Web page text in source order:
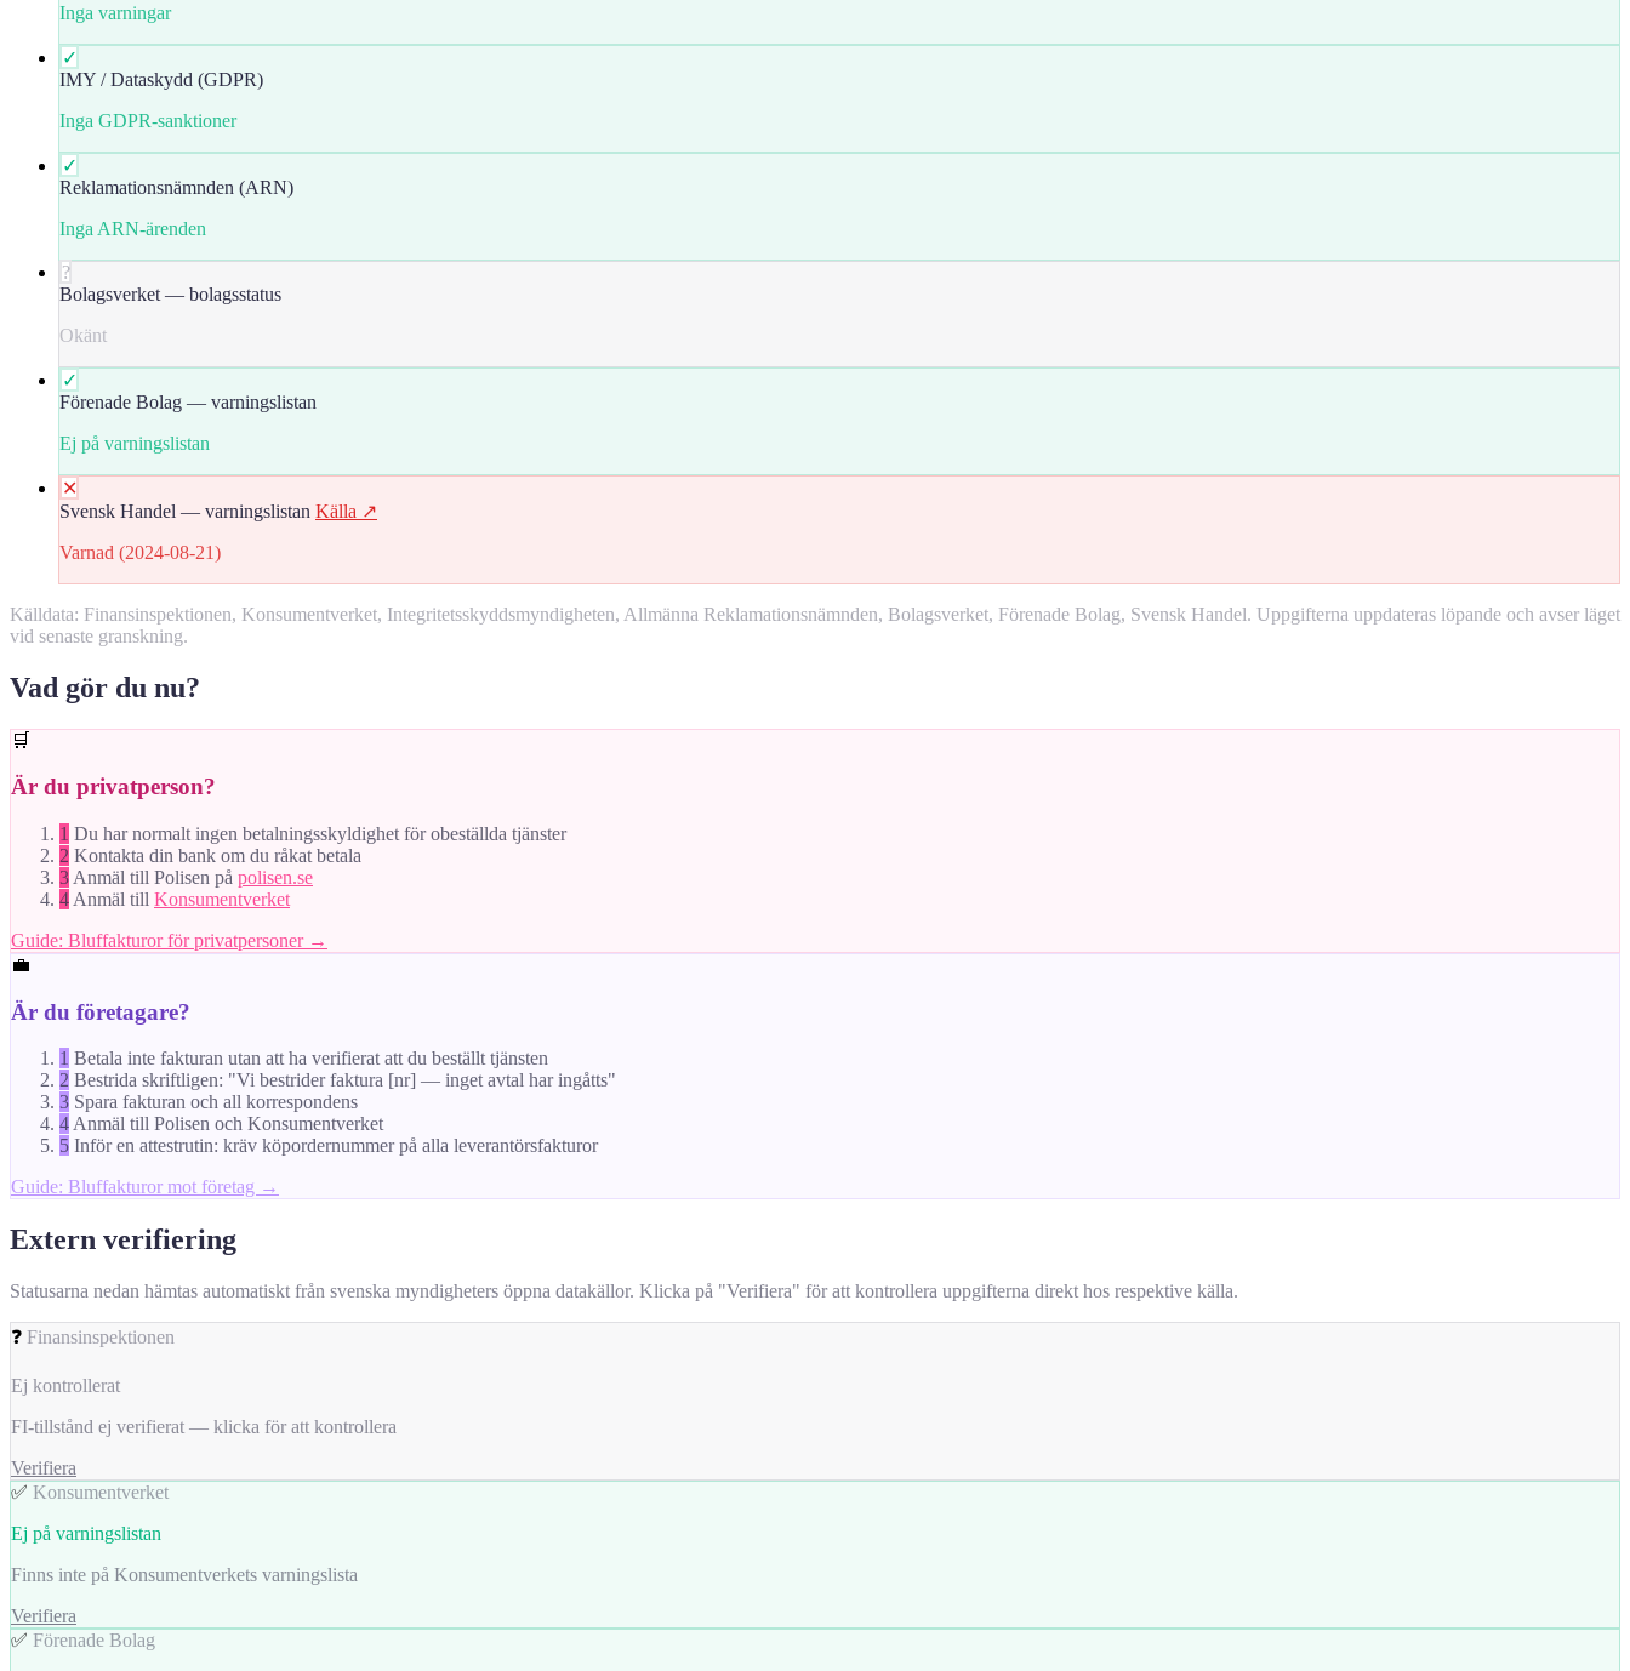
Inga varningar
✓
IMY / Dataskydd (GDPR)
Inga GDPR-sanktioner
✓
Reklamationsnämnden (ARN)
Inga ARN-ärenden
?
Bolagsverket — bolagsstatus
Okänt
✓
Förenade Bolag — varningslistan
Ej på varningslistan
✕
Svensk Handel — varningslistan Källa ↗
Varnad (2024-08-21)
Källdata: Finansinspektionen, Konsumentverket, Integritetsskyddsmyndigheten, Allmänna Reklamationsnämnden, Bolagsverket, Förenade Bolag, Svensk Handel. Uppgifterna uppdateras löpande och avser läget
vid senaste granskning.
Vad gör du nu?
🛒
Är du privatperson?
1 Du har normalt ingen betalningsskyldighet för obeställda tjänster
2 Kontakta din bank om du råkat betala
3 Anmäl till Polisen på polisen.se
4 Anmäl till Konsumentverket
Guide: Bluffakturor för privatpersoner →
💼
Är du företagare?
1 Betala inte fakturan utan att ha verifierat att du beställt tjänsten
2 Bestrida skriftligen: "Vi bestrider faktura [nr] — inget avtal har ingåtts"
3 Spara fakturan och all korrespondens
4 Anmäl till Polisen och Konsumentverket
5 Inför en attestrutin: kräv köpordernummer på alla leverantörsfakturor
Guide: Bluffakturor mot företag →
Extern verifiering
Statusarna nedan hämtas automatiskt från svenska myndigheters öppna datakällor. Klicka på "Verifiera" för att kontrollera uppgifterna direkt hos respektive källa.
❓ Finansinspektionen
Ej kontrollerat
FI-tillstånd ej verifierat — klicka för att kontrollera
Verifiera
✅ Konsumentverket
Ej på varningslistan
Finns inte på Konsumentverkets varningslista
Verifiera
✅ Förenade Bolag